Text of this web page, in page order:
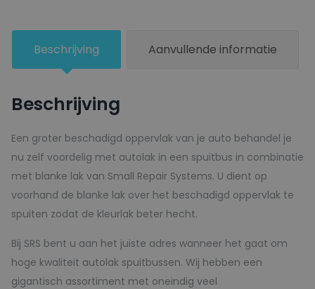
INDIGO
-
aantal
Beschrijving Aanvullende informatie
Beschrijving
Een groter beschadigd oppervlak van je auto behandel je
nu zelf voordelig met autolak in een spuitbus in combinatie
met blanke lak van Small Repair Systems. U dient op
voorhand de blanke lak over het beschadigd oppervlak te
spuiten zodat de kleurlak beter hecht.
Bij SRS bent u aan het juiste adres wanneer het gaat om
hoge kwaliteit autolak spuitbussen. Wij hebben een
gigantisch assortiment met oneindig veel